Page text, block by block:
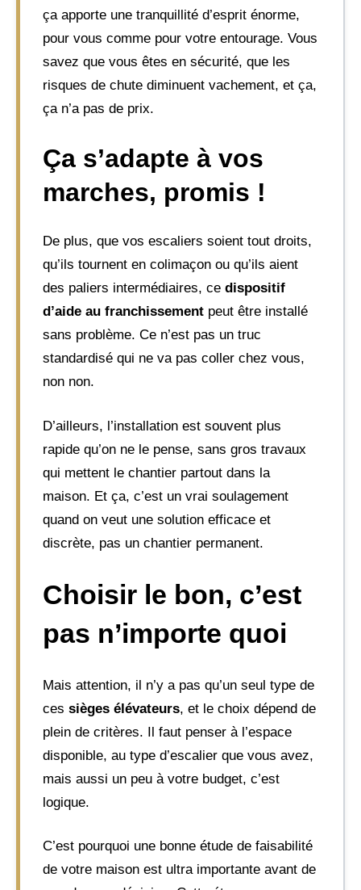
ça apporte une tranquillité d’esprit énorme,
pour vous comme pour votre entourage. Vous
savez que vous êtes en sécurité, que les
risques de chute diminuent vachement, et ça,
ça n’a pas de prix.
Ça s’adapte à vos
marches, promis !
De plus, que vos escaliers soient tout droits,
qu’ils tournent en colimaçon ou qu’ils aient
des paliers intermédiaires, ce dispositif
d’aide au franchissement peut être installé
sans problème. Ce n’est pas un truc
standardisé qui ne va pas coller chez vous,
non non.
D’ailleurs, l’installation est souvent plus
rapide qu’on ne le pense, sans gros travaux
qui mettent le chantier partout dans la
maison. Et ça, c’est un vrai soulagement
quand on veut une solution efficace et
discrète, pas un chantier permanent.
Choisir le bon, c’est
pas n’importe quoi
Mais attention, il n’y a pas qu’un seul type de
ces sièges élévateurs, et le choix dépend de
plein de critères. Il faut penser à l’espace
disponible, au type d’escalier que vous avez,
mais aussi un peu à votre budget, c’est
logique.
C’est pourquoi une bonne étude de faisabilité
de votre maison est ultra importante avant de